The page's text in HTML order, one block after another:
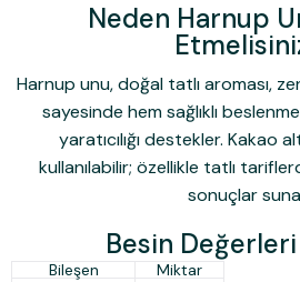
Neden Harnup
Harnup unu, doğal tatlı aroması,
sayesinde hem sağlıklı
yaratıcılığı destekler. Kakao
kullanılabilir; özellikle tatlı
sonuçlar
Besin
Bileşen
Miktar